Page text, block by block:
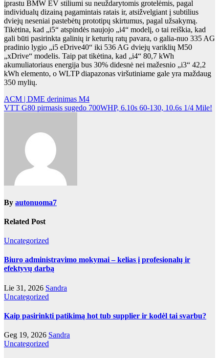
įprastu BMW EV stiliumi su neuždarytomis grotelėmis, pagal
individualų dizainą pagamintais ratais ir, atsižvelgiant į subtilius
dviejų neseniai pastebėtų prototipų skirtumus, pagal užsakymą.
Tikėtina, kad „i5“ atspindės naujojo „i4“ modelį, o tai reiškia, kad
gali būti pasirinkta galinių ir keturių ratų pavara, o galia-nuo 335 AG
pradinio lygio „i5 eDrive40“ iki 536 AG dviejų variklių M50
„xDrive“ modelis. Taip pat tikėtina, kad „i4“ 80,7 kWh
akumuliatoriaus energija bus 30% didesnė nei mažesnio „i3“ 42,2
kWh elemento, o WLTP diapazonas viršutiniame gale yra maždaug
350 mylių.
Navigacija
tarp
ACM | DME derinimas M4
VTT G80 pirmasis sugedo 700WHP, 6.10s 60-130, 10.6s 1/4 Mile!
By autonuoma7
Related Post
Uncategorized
Biuro administravimo mokymai – kelias į profesionalų ir
efektyvų darbą
Lie 31, 2026 Sandra
Uncategorized
Kaip pasirinkti patikimą hot tub supplier ir kodėl tai svarbu?
Geg 19, 2026 Sandra
Uncategorized